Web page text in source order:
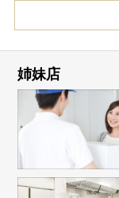
姉妹店